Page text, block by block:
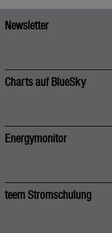
Newsletter
Charts auf BlueSky
Energymonitor
teem Stromschulung